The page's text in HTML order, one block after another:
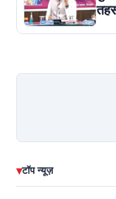
▾टॉप न्यूज़